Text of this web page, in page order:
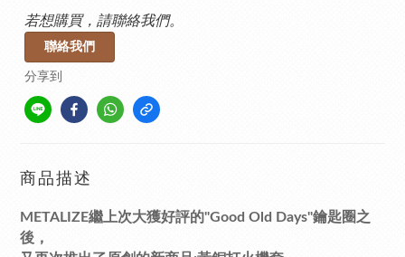
若想購買，請聯絡我們。
聯絡我們
分享到
商品描述
METALIZE繼上次大獲好評的"Good Old Days"鑰匙圈之
後，